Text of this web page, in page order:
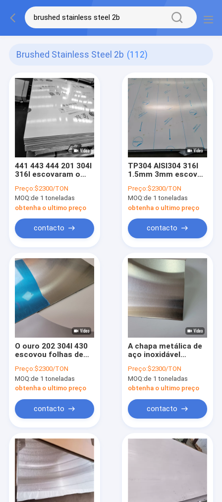
Brushed Stainless Steel 2b (112)
441 443 444 201 304l
316l escovaram o
inoxidável
escovaram a placa
de aço 2b
terminaram
Preço:$2300/TON
MOQ:de 1 toneladas
obtenha o ultimo preço
contacto
TP304 AISI304 316l
1.5mm 3mm escovou
inoxidável das folhas
Preço:$2300/TON
MOQ:de 1 toneladas
obtenha o ultimo preço
contacto
O ouro 202 304l 430
escovou folhas de
folha de aço
inoxidável dos
VAGABUNDOS de #4
Preço:$2300/TON
MOQ:de 1 toneladas
obtenha o ultimo preço
contacto
A chapa metálica de
aço inoxidável
48 x 96 escovou o
painel de aço 403f
404 409 430f
Preço:$2300/TON
MOQ:de 1 toneladas
obtenha o ultimo preço
contacto